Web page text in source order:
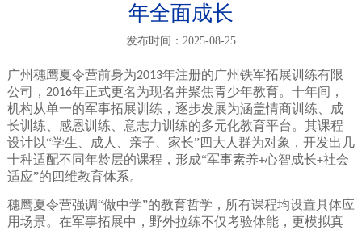
年全面成长
发布时间：2025-08-25
广州穗鹰夏令营前身为2013年注册的广州铁军拓展训练有限
公司， 2016年正式更名为现名并聚焦青少年教育。十年间，
机构从单一的军事拓展训练，逐步发展为涵盖情商训练、成
长训练、感恩训练、意志力训练的多元化教育平台。其课程
设计以“学生、成人、亲子、家长”四大人群为对象，开发出几
十种适配不同年龄层的课程，形成“军事素养+心智成长+社会
适应”的四维教育体系。
穗鹰夏令营强调“做中学”的教育哲学，所有课程均设置具体应
用场景。在军事拓展中，野外拉练不仅考验体能，更模拟真